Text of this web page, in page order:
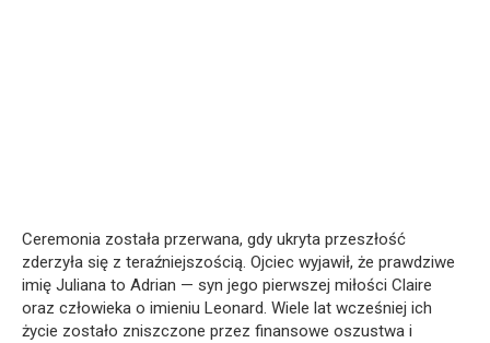
Ceremonia została przerwana, gdy ukryta przeszłość
zderzyła się z teraźniejszością. Ojciec wyjawił, że prawdziwe
imię Juliana to Adrian — syn jego pierwszej miłości Claire
oraz człowieka o imieniu Leonard. Wiele lat wcześniej ich
życie zostało zniszczone przez finansowe oszustwa i